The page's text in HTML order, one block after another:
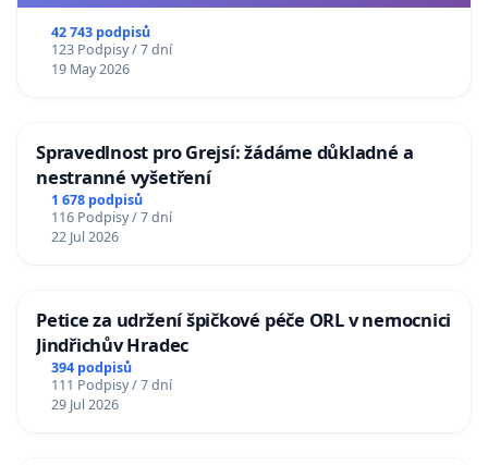
42 743 podpisů
123 Podpisy / 7 dní
19 May 2026
Spravedlnost pro Grejsí: žádáme důkladné a
nestranné vyšetření
1 678 podpisů
116 Podpisy / 7 dní
22 Jul 2026
Petice za udržení špičkové péče ORL v nemocnici
Jindřichův Hradec
394 podpisů
111 Podpisy / 7 dní
29 Jul 2026